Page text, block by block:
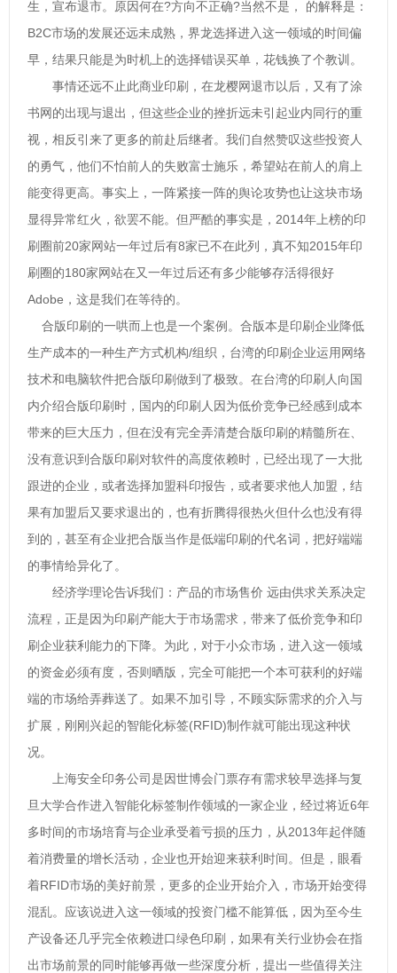
生，宣布退市。原因何在?方向不正确?当然不是， 的解释是：
B2C市场的发展还远未成熟，界龙选择进入这一领域的时间偏
早，结果只能是为时机上的选择错误买单，花钱换了个教训。
事情还远不止此商业印刷，在龙樱网退市以后，又有了涂
书网的出现与退出，但这些企业的挫折远未引起业内同行的重
视，相反引来了更多的前赴后继者。我们自然赞叹这些投资人
的勇气，他们不怕前人的失败富士施乐，希望站在前人的肩上
能变得更高。事实上，一阵紧接一阵的舆论攻势也让这块市场
显得异常红火，欲罢不能。但严酷的事实是，2014年上榜的印
刷圈前20家网站一年过后有8家已不在此列，真不知2015年印
刷圈的180家网站在又一年过后还有多少能够存活得很好
Adobe，这是我们在等待的。
合版印刷的一哄而上也是一个案例。合版本是印刷企业降低
生产成本的一种生产方式机构/组织，台湾的印刷企业运用网络
技术和电脑软件把合版印刷做到了极致。在台湾的印刷人向国
内介绍合版印刷时，国内的印刷人因为低价竞争已经感到成本
带来的巨大压力，但在没有完全弄清楚合版印刷的精髓所在、
没有意识到合版印刷对软件的高度依赖时，已经出现了一大批
跟进的企业，或者选择加盟科印报告，或者要求他人加盟，结
果有加盟后又要求退出的，也有折腾得很热火但什么也没有得
到的，甚至有企业把合版当作是低端印刷的代名词，把好端端
的事情给异化了。
经济学理论告诉我们：产品的市场售价 远由供求关系决定
流程，正是因为印刷产能大于市场需求，带来了低价竞争和印
刷企业获利能力的下降。为此，对于小众市场，进入这一领域
的资金必须有度，否则晒版，完全可能把一个本可获利的好端
端的市场给弄葬送了。如果不加引导，不顾实际需求的介入与
扩展，刚刚兴起的智能化标签(RFID)制作就可能出现这种状
况。
上海安全印务公司是因世博会门票存有需求较早选择与复
旦大学合作进入智能化标签制作领域的一家企业，经过将近6年
多时间的市场培育与企业承受着亏损的压力，从2013年起伴随
着消费量的增长活动，企业也开始迎来获利时间。但是，眼看
着RFID市场的美好前景，更多的企业开始介入，市场开始变得
混乱。应该说进入这一领域的投资门槛不能算低，因为至今生
产设备还几乎完全依赖进口绿色印刷，如果有关行业协会在指
出市场前景的同时能够再做一些深度分析，提出一些值得关注